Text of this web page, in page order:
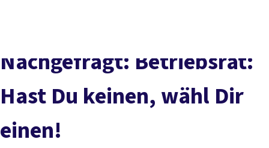
Politik in NRW
Service
Mitmachen
Nachgefragt: Betriebsrat:
Hast Du keinen, wähl Dir
einen!